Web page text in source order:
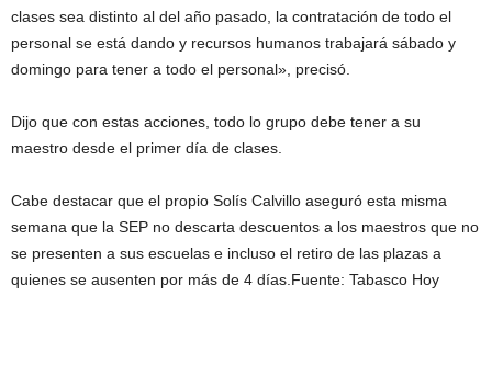
clases sea distinto al del año pasado, la contratación de todo el
personal se está dando y recursos humanos trabajará sábado y
domingo para tener a todo el personal», precisó.
Dijo que con estas acciones, todo lo grupo debe tener a su
maestro desde el primer día de clases.
Cabe destacar que el propio Solís Calvillo aseguró esta misma
semana que la SEP no descarta descuentos a los maestros que no
se presenten a sus escuelas e incluso el retiro de las plazas a
quienes se ausenten por más de 4 días.Fuente: Tabasco Hoy